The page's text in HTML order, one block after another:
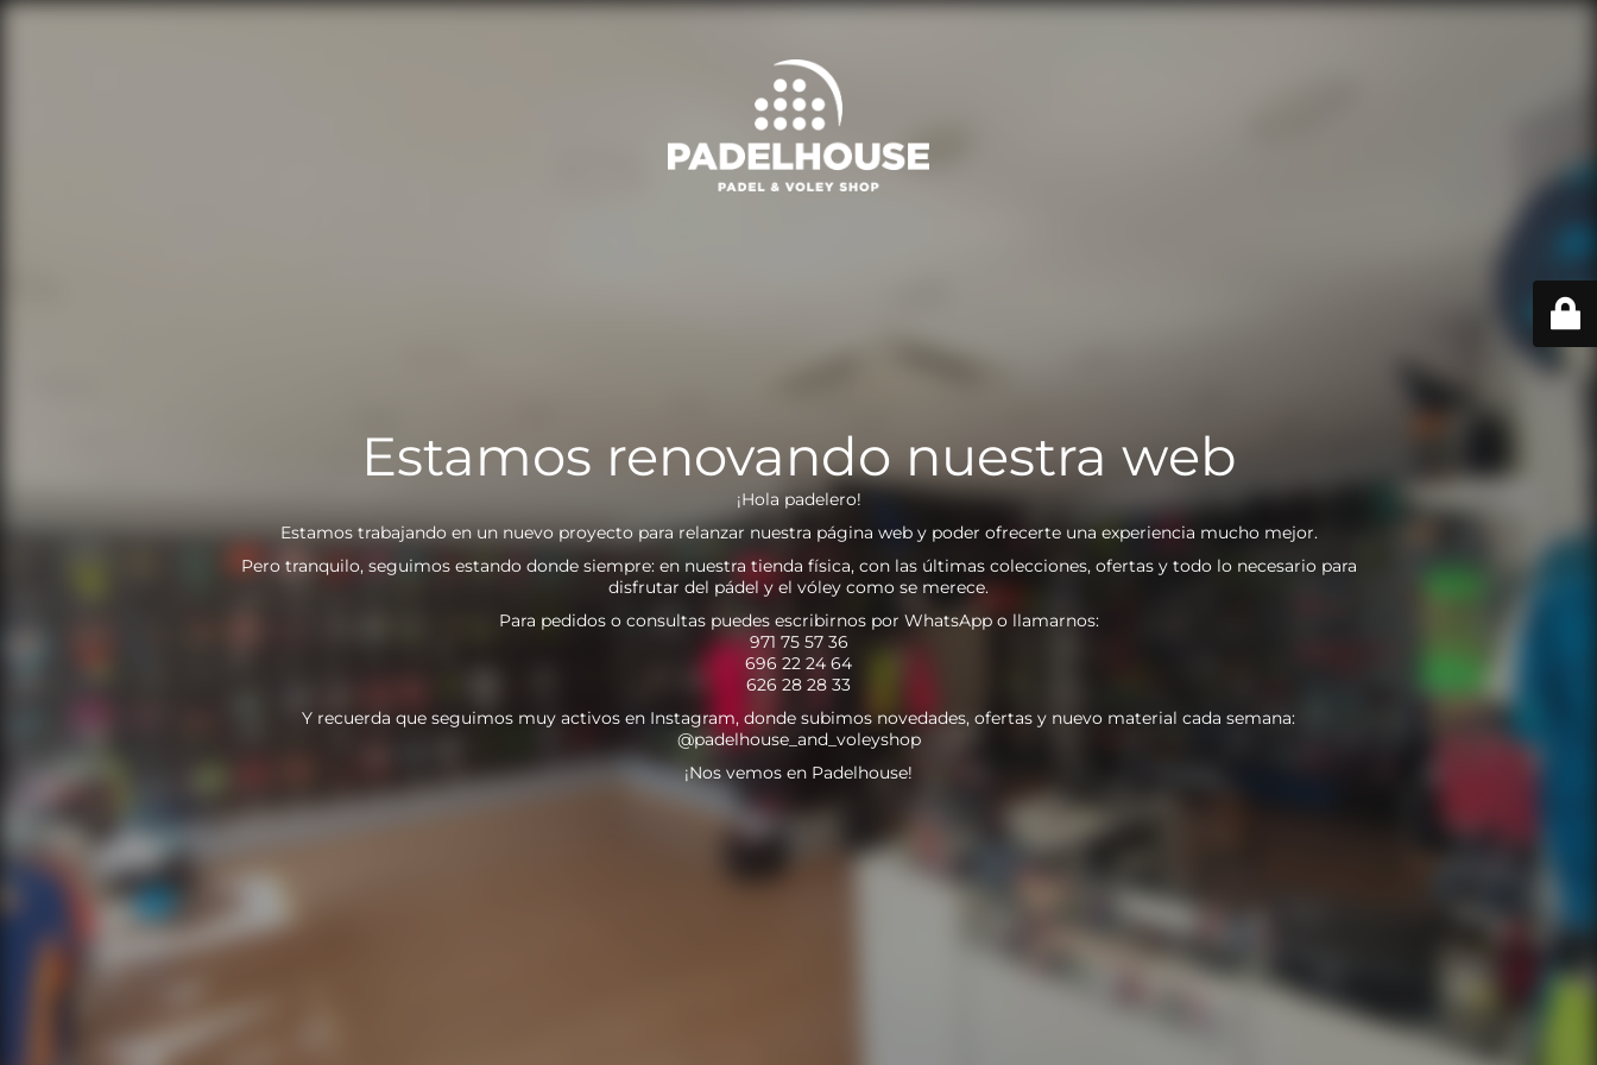
Estamos renovando nuestra web
¡Hola padelero!
Estamos trabajando en un nuevo proyecto para relanzar nuestra página web y poder ofrecerte una experiencia mucho mejor.
Pero tranquilo, seguimos estando donde siempre: en nuestra tienda física, con las últimas colecciones, ofertas y todo lo necesario para
disfrutar del pádel y el vóley como se merece.
Para pedidos o consultas puedes escribirnos por WhatsApp o llamarnos:
971 75 57 36
696 22 24 64
626 28 28 33
Y recuerda que seguimos muy activos en Instagram, donde subimos novedades, ofertas y nuevo material cada semana:
@padelhouse_and_voleyshop
¡Nos vemos en Padelhouse!